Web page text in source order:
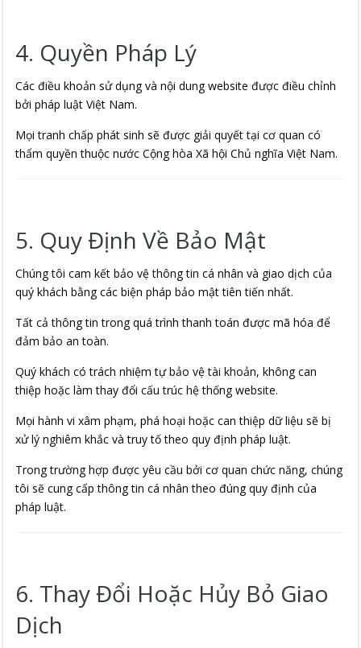
4. Quyền Pháp Lý
Các điều khoản sử dụng và nội dung website được điều chỉnh
bởi pháp luật Việt Nam.
Mọi tranh chấp phát sinh sẽ được giải quyết tại cơ quan có
thẩm quyền thuộc nước Cộng hòa Xã hội Chủ nghĩa Việt Nam.
5. Quy Định Về Bảo Mật
Chúng tôi cam kết bảo vệ thông tin cá nhân và giao dịch của
quý khách bằng các biện pháp bảo mật tiên tiến nhất.
Tất cả thông tin trong quá trình thanh toán được mã hóa để
đảm bảo an toàn.
Quý khách có trách nhiệm tự bảo vệ tài khoản, không can
thiệp hoặc làm thay đổi cấu trúc hệ thống website.
Mọi hành vi xâm phạm, phá hoại hoặc can thiệp dữ liệu sẽ bị
xử lý nghiêm khắc và truy tố theo quy định pháp luật.
Trong trường hợp được yêu cầu bởi cơ quan chức năng, chúng
tôi sẽ cung cấp thông tin cá nhân theo đúng quy định của
pháp luật.
6. Thay Đổi Hoặc Hủy Bỏ Giao
Dịch